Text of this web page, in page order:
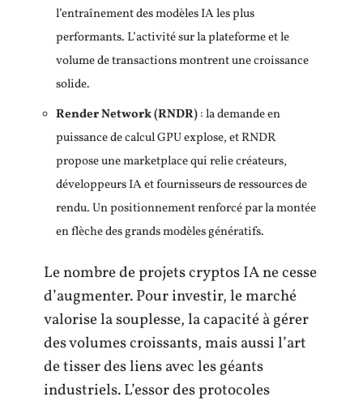
l’entraînement des modèles IA les plus
performants. L’activité sur la plateforme et le
volume de transactions montrent une croissance
solide.
Render Network (RNDR): la demande en
puissance de calcul GPU explose, et RNDR
propose une marketplace qui relie créateurs,
développeurs IA et fournisseurs de ressources de
rendu. Un positionnement renforcé par la montée
en flèche des grands modèles génératifs.
Le nombre de projets cryptos IA ne cesse
d’augmenter. Pour investir, le marché
valorise la souplesse, la capacité à gérer
des volumes croissants, mais aussi l’art
de tisser des liens avec les géants
industriels. L’essor des protocoles